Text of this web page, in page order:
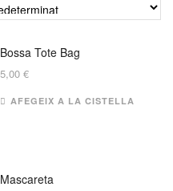
Bossa Tote Bag
5,00€
AFEGEIX A LA CISTELLA
Mascareta